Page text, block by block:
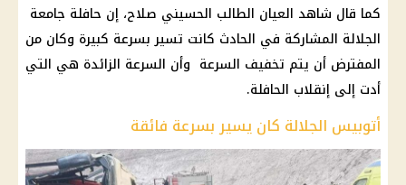
كما قال شاهد العيان الطالب الحسيني صلاح، إن حافلة جامعة
الجلالة المشاركة في الحادث كانت تسير بسرعة كبيرة وكان من
المفترض أن يتم تخفيف السرعة وأن السرعة الزائدة هي التي
أدت إلى إنقلاب الحافلة.
أتوبيس الجلالة كان يسير بسرعة فائقة